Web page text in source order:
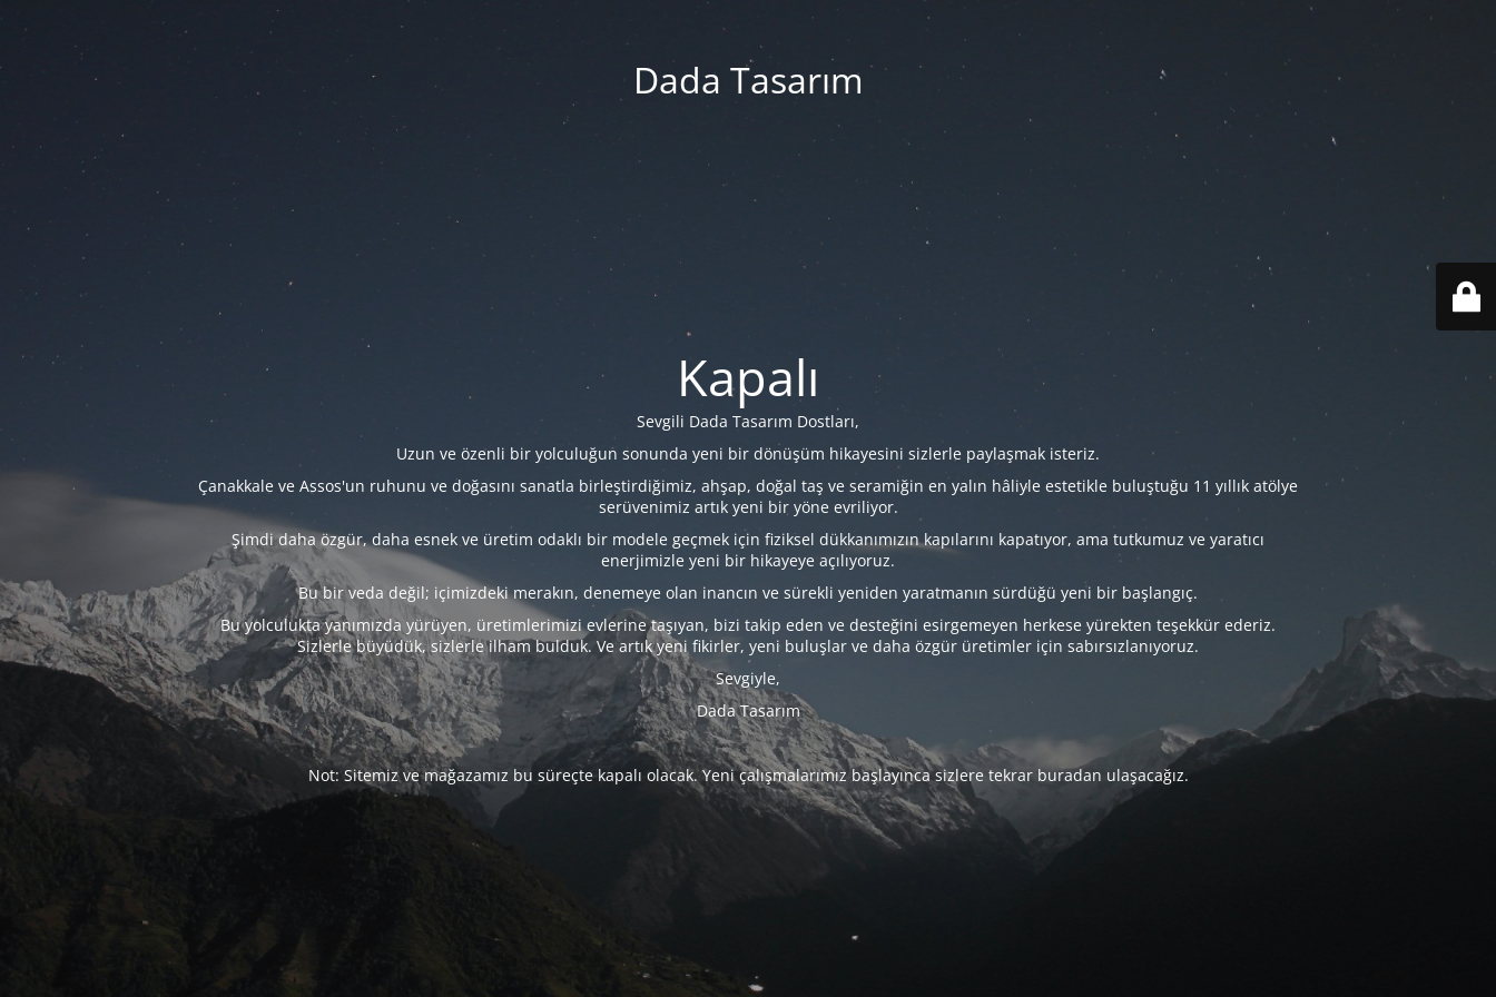
Dada Tasarım
Kapalı
Sevgili Dada Tasarım Dostları,
Uzun ve özenli bir yolculuğun sonunda yeni bir dönüşüm hikayesini sizlerle paylaşmak isteriz.
Çanakkale ve Assos'un ruhunu ve doğasını sanatla birleştirdiğimiz, ahşap, doğal taş ve seramiğin en yalın hâliyle estetikle buluştuğu 11 yıllık atölye
serüvenimiz artık yeni bir yöne evriliyor.
Şimdi daha özgür, daha esnek ve üretim odaklı bir modele geçmek için fiziksel dükkanımızın kapılarını kapatıyor, ama tutkumuz ve yaratıcı
enerjimizle yeni bir hikayeye açılıyoruz.
Bu bir veda değil; içimizdeki merakın, denemeye olan inancın ve sürekli yeniden yaratmanın sürdüğü yeni bir başlangıç.
Bu yolculukta yanımızda yürüyen, üretimlerimizi evlerine taşıyan, bizi takip eden ve desteğini esirgemeyen herkese yürekten teşekkür ederiz.
Sizlerle büyüdük, sizlerle ilham bulduk. Ve artık yeni fikirler, yeni buluşlar ve daha özgür üretimler için sabırsızlanıyoruz.
Sevgiyle,
Dada Tasarım
Not: Sitemiz ve mağazamız bu süreçte kapalı olacak. Yeni çalışmalarımız başlayınca sizlere tekrar buradan ulaşacağız.